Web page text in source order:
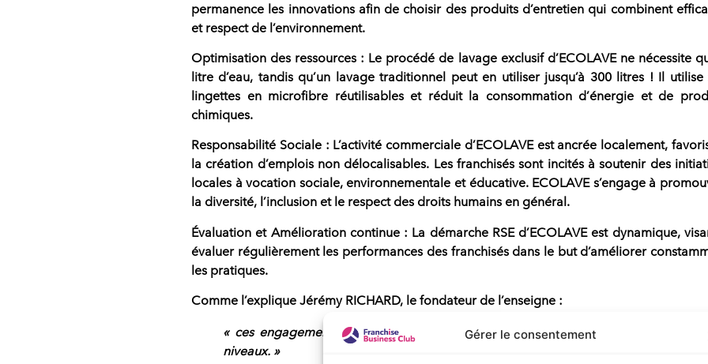
Gérer le consentement
permanence les innovations afin de choisir des produits d’entretien qui combinent
et respect de l’environnement.
Optimisation des ressources : Le procédé de lavage exclusif d’ECOLAVE ne nécessite
litre d’eau, tandis qu’un lavage traditionnel peut en utiliser jusqu’à 300 litres ! Il utilise
lingettes en microfibre réutilisables et réduit la consommation d’énergie et de
chimiques.
Responsabilité Sociale: L’activité commerciale d’ECOLAVE est ancrée localement,
la création d’emplois non délocalisables. Les franchisés sont incités à soutenir des
locales à vocation sociale, environnementale et éducative. ECOLAVE s’engage à
la diversité, l’inclusion et le respect des droits humains en général.
Évaluation et Amélioration continue: La démarche RSE d’ECOLAVE est dynamique,
évaluer régulièrement les performances des franchisés dans le but d’améliorer
les pratiques.
Comme l’explique Jérémy RICHARD, le fondateur de l’enseigne :
« ces engagements ont vocation à guider nos actions au quotidien, à tous les
niveaux. »